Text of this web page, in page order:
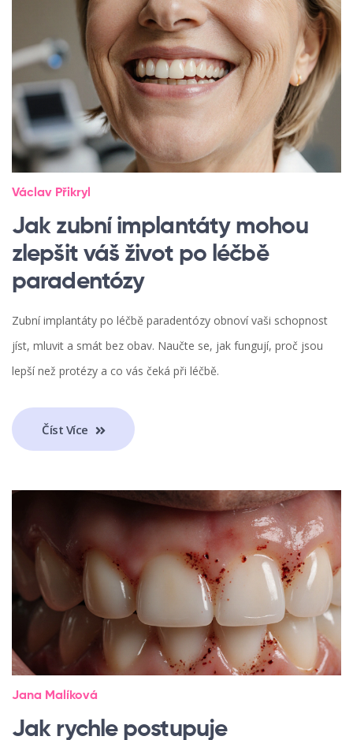
Václav Přikryl
Jak zubní implantáty mohou
zlepšit váš život po léčbě
paradentózy
Zubní implantáty po léčbě paradentózy obnoví vaši schopnost
jíst, mluvit a smát bez obav. Naučte se, jak fungují, proč jsou
lepší než protézy a co vás čeká při léčbě.
Číst Více
Jana Malíková
Jak rychle postupuje